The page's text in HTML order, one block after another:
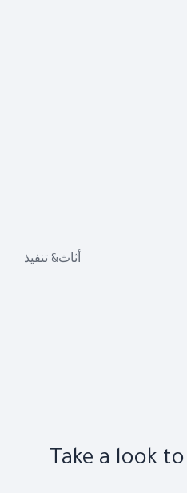
أثاث& تنفيذ
Take a look